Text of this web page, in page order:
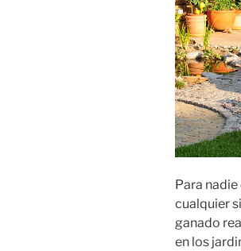
Para
cualquier
ganado
en los